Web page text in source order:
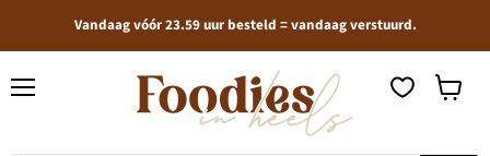
Vandaag vóór 23.59 uur besteld = vandaag verstuurd.